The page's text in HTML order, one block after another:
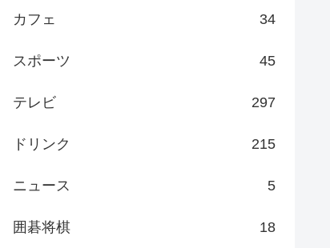
カフェ 34
スポーツ 45
テレビ 297
ドリンク 215
ニュース 5
囲碁将棋 18